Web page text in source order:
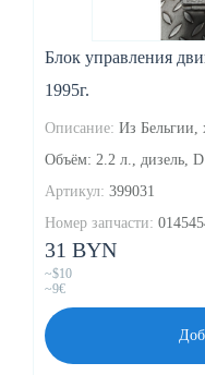
Блок управления
1995г.
Описание: Из Бельгии,
Объём: 2.2 л., дизель, D
Артикул: 399031
Номер запчасти:
31 BYN
~$10
~9€